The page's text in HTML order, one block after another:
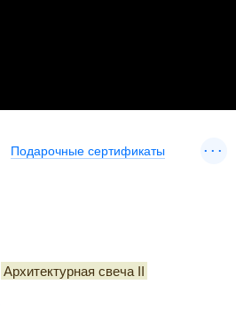
Подарочные сертификаты ...
Архитектурная свеча II